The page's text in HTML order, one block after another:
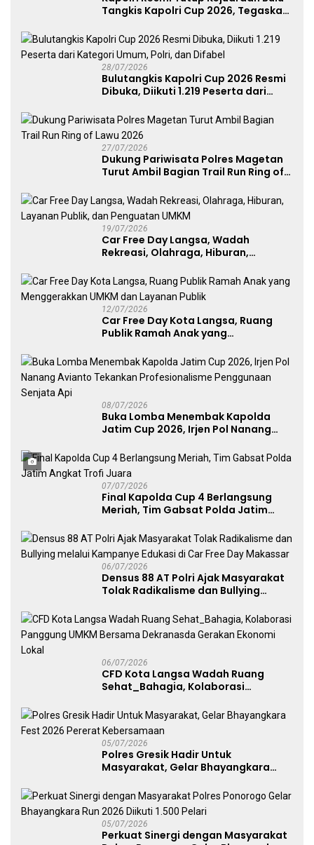
Tangkis Kapolri Cup 2026, Tegaskan
Atlet Nasional
28/07/2026
Bulutangkis Kapolri Cup 2026 Resmi
Dibuka, Diikuti 1.219 Peserta dari
27/07/2026
Dukung Pariwisata Polres Magetan
Turut Ambil Bagian Trail Run Ring of
19/07/2026
Car Free Day Langsa, Wadah
Rekreasi, Olahraga, Hiburan,
UMKM
12/07/2026
Car Free Day Kota Langsa, Ruang
Publik Ramah Anak yang
Publik
08/07/2026
Buka Lomba Menembak Kapolda
Jatim Cup 2026, Irjen Pol Nanang
Penggunaan Senjata Api
07/07/2026
Final Kapolda Cup 4 Berlangsung
Meriah, Tim Gabsat Polda Jatim
06/07/2026
Densus 88 AT Polri Ajak Masyarakat
Tolak Radikalisme dan Bullying
Free Day Makassar
06/07/2026
CFD Kota Langsa Wadah Ruang
Sehat_Bahagia, Kolaborasi
Dekranasda Gerakan Ekonomi Lokal
05/07/2026
Polres Gresik Hadir Untuk
Masyarakat, Gelar Bhayangkara
05/07/2026
Perkuat Sinergi dengan Masyarakat